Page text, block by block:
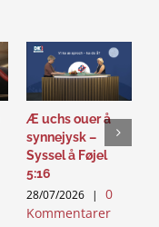
Æ uchs ouer å
synnejysk –
Syssel å Føjel
5:16
28/07/2026 |
0
Kommentarer